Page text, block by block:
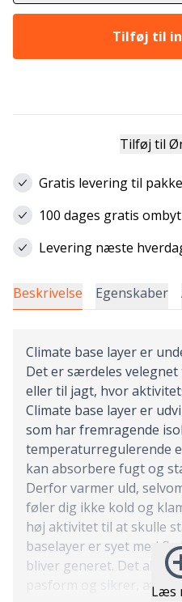
Tilføj til
Tilføj til
Gratis levering til
100 dages gratis
Levering næste
Beskrivelse Egenskaber
Læs
Climate base layer er
Det er særdeles
eller til jagt, hvor
Climate base layer er
som har fremragende
temperaturregulerende
kan absorbere fugt og
Derfor varmer uld,
føler dig ikke kold og
høj aktivitet til at skulle
baselayer er syet med
bliver generet. Det
pasform og sikrer, at